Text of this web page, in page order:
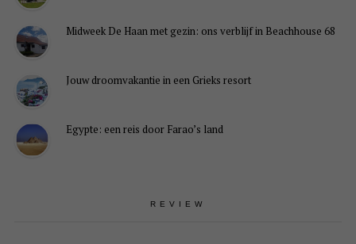
Midweek De Haan met gezin: ons verblijf in Beachhouse 68
Jouw droomvakantie in een Grieks resort
Egypte: een reis door Farao’s land
REVIEW